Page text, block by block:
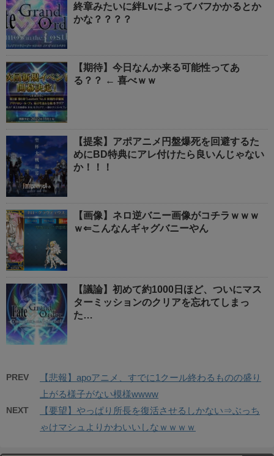
終章みたいに絆Lvによってバフかかるとか
かな？？？？
【期待】今日なんか来る可能性ってあ
る？？ ← 喜べｗｗ
【提案】アポアニメ円盤爆死を回避するた
めにBD特典にアレ付けたら良いんじゃない
か！！！
【画像】ネロ逆バニー画像がコチラｗｗｗ
ｗ⇐こんなんギャグバニーやん
【議論】初めて約1000日ほど、ついにマス
ターミッションのクリアを忘れてしまっ
た…
PREV
【悲報】apoアニメ、すでに1クール終わるものの盛り
上がる様子がない模様wwww
NEXT
【要望】やっぱり所長を復活させるしかない⇒ぶっち
ゃけマシュよりかわいいしなｗｗｗｗ